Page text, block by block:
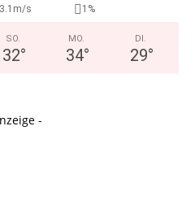
3.1m/s 1%
SO.
32°
MO.
34°
DI.
29°
-